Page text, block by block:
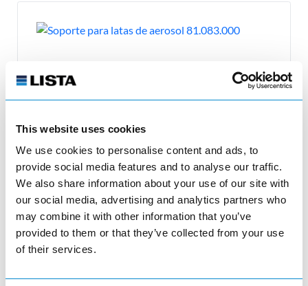
This website uses cookies
We use cookies to personalise content and ads, to
provide social media features and to analyse our traffic.
We also share information about your use of our site with
our social media, advertising and analytics partners who
may combine it with other information that you’ve
provided to them or that they’ve collected from your use
of their services.
Soporte para latas de aerosol report
81.083.000
Soporte para latas de aerosol (AxPxA)